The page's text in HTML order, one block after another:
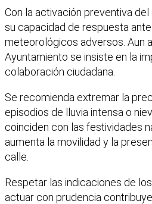
Con la activación preventiva
su capacidad de respuesta
meteorológicos adversos. Aun
Ayuntamiento se insiste en la
colaboración ciudadana.
Se recomienda extremar la
episodios de lluvia intensa o
coinciden con las festividades
aumenta la movilidad y la
calle.
Respetar las indicaciones de
actuar con prudencia